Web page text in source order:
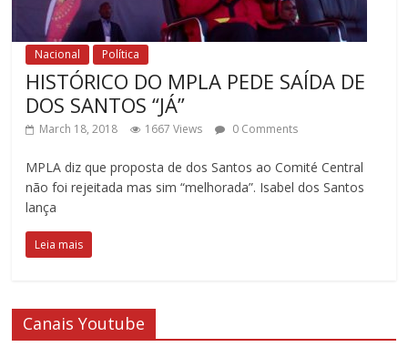
Nacional Política
HISTÓRICO DO MPLA PEDE SAÍDA DE
DOS SANTOS “JÁ”
March 18, 2018 1667 Views 0 Comments
MPLA diz que proposta de dos Santos ao Comité Central
não foi rejeitada mas sim “melhorada”. Isabel dos Santos
lança
Leia mais
Canais Youtube